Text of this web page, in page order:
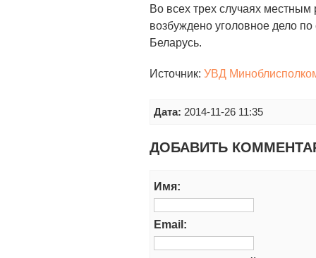
Во всех трех случаях местным
возбуждено уголовное дело по
Беларусь.
Источник:УВД
Дата: 2014-11-26 11:35
ДОБАВИТЬ
Имя:
Email: